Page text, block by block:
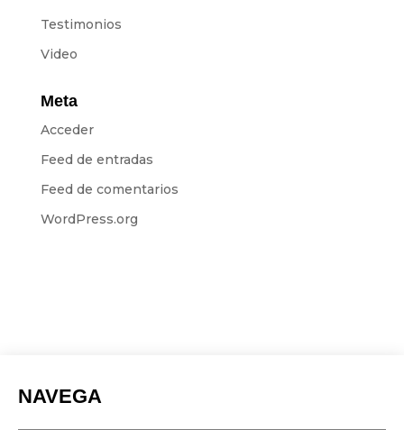
Testimonios
Video
Meta
Acceder
Feed de entradas
Feed de comentarios
WordPress.org
NAVEGA